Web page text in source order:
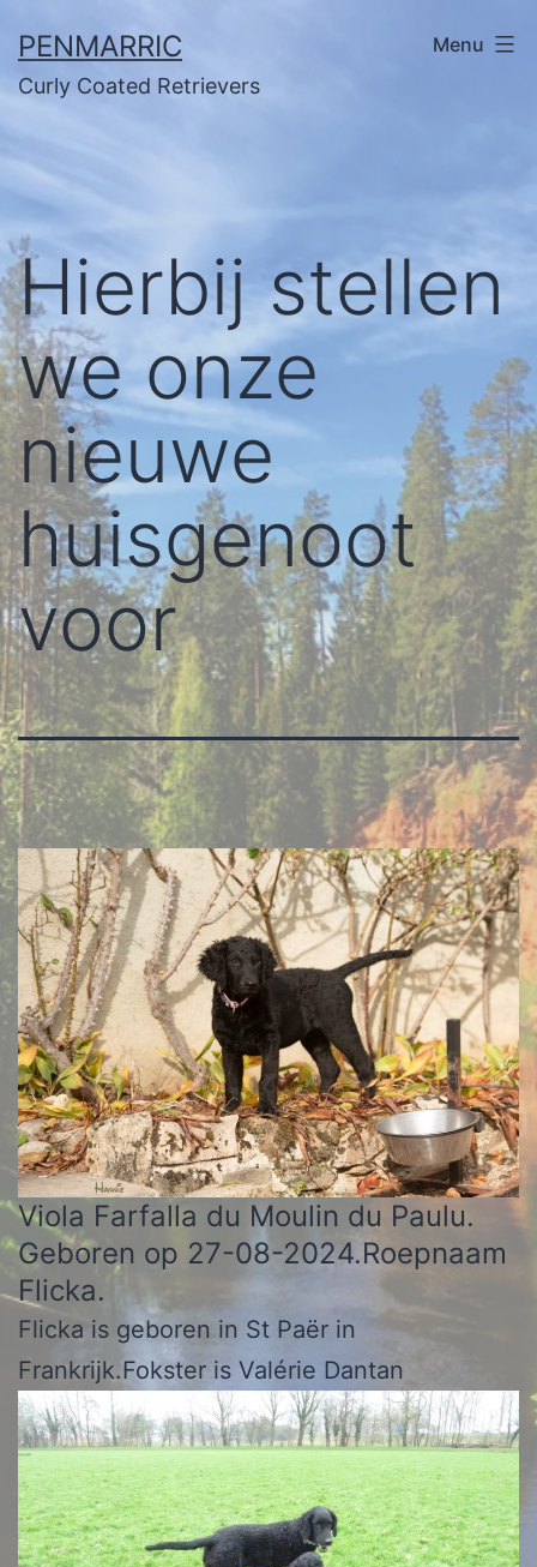
naar
de
PENMARRIC
Curly Coated Retrievers
Menu
Hierbij stellen
we onze
nieuwe
huisgenoot
voor
Viola Farfalla du Moulin du Paulu.
Geboren op 27-08-2024.Roepnaam
Flicka.
Flicka is geboren in St Paër in
Frankrijk.Fokster is Valérie Dantan